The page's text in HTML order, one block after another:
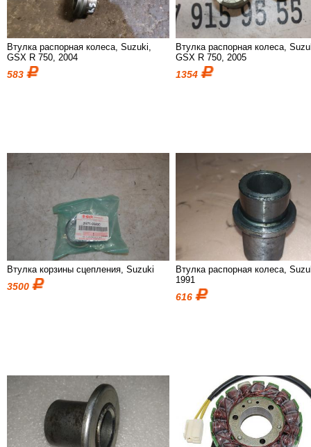
Втулка распорная колеса, Suzuki,
GSX R 750, 2004
583
Втулка распорная колеса,
GSX R 750, 2005
1354
Втулка корзины сцепления, Suzuki
3500
Втулка распорная колеса,
1991
616